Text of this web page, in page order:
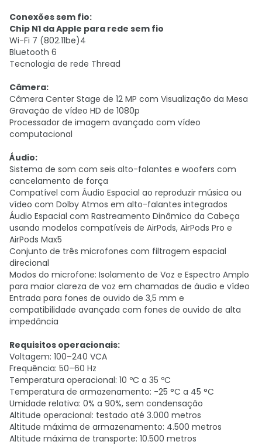
Conexões sem fio:
Chip N1 da Apple para rede sem fio
Wi-Fi 7 (802.11be)4
Bluetooth 6
Tecnologia de rede Thread
Câmera:
Câmera Center Stage de 12 MP com Visualização da Mesa
Gravação de vídeo HD de 1080p
Processador de imagem avançado com vídeo
computacional
Áudio:
Sistema de som com seis alto-falantes e woofers com
cancelamento de força
Compatível com Áudio Espacial ao reproduzir música ou
vídeo com Dolby Atmos em alto-falantes integrados
Áudio Espacial com Rastreamento Dinâmico da Cabeça
usando modelos compatíveis de AirPods, AirPods Pro e
AirPods Max5
Conjunto de três microfones com filtragem espacial
direcional
Modos do microfone: Isolamento de Voz e Espectro Amplo
para maior clareza de voz em chamadas de áudio e vídeo
Entrada para fones de ouvido de 3,5 mm e
compatibilidade avançada com fones de ouvido de alta
impedância
Requisitos operacionais:
Voltagem: 100–240 VCA
Frequência: 50–60 Hz
Temperatura operacional: 10 ºC a 35 ºC
Temperatura de armazenamento: -25 °C a 45 °C
Umidade relativa: 0% a 90%, sem condensação
Altitude operacional: testado até 3.000 metros
Altitude máxima de armazenamento: 4.500 metros
Altitude máxima de transporte: 10.500 metros